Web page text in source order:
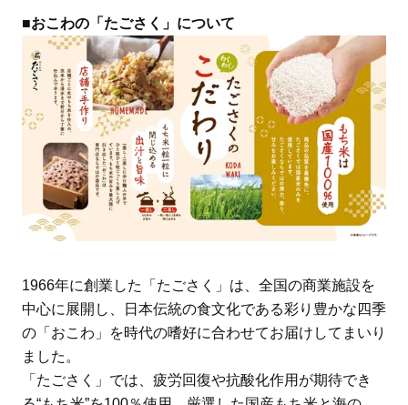
■おこわの「たごさく」について
1966年に創業した「たごさく」は、全国の商業施設を
中心に展開し、日本伝統の食文化である彩り豊かな四季
の「おこわ」を時代の嗜好に合わせてお届けしてまいり
ました。
「たごさく」では、疲労回復や抗酸化作用が期待でき